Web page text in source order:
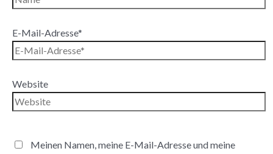
E-Mail-Adresse*
Website
Meinen Namen, meine E-Mail-Adresse und meine